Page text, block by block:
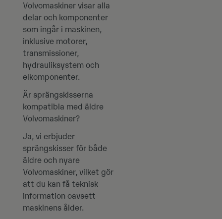
Volvomaskiner visar alla
delar och komponenter
som ingår i maskinen,
inklusive motorer,
transmissioner,
hydrauliksystem och
elkomponenter.
Är sprängskisserna
kompatibla med äldre
Volvomaskiner?
Ja, vi erbjuder
sprängskisser för både
äldre och nyare
Volvomaskiner, vilket gör
att du kan få teknisk
information oavsett
maskinens ålder.